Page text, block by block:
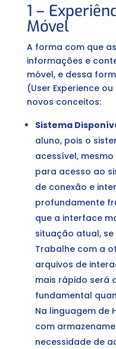
1 –
Móvel
A forma com que
informações e
móvel, e dessa
(User Experience
novos conceitos:
Sistema
aluno, pois o
acessível,
para acesso ao
de conexão e
profundamente
que a interface
situação atual,
Trabalhe com a
arquivos de
mais rápido será
fundamental
Na linguagem de
com
necessidade de